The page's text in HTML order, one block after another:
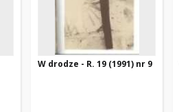
W drodze - R. 19 (1991) nr 9